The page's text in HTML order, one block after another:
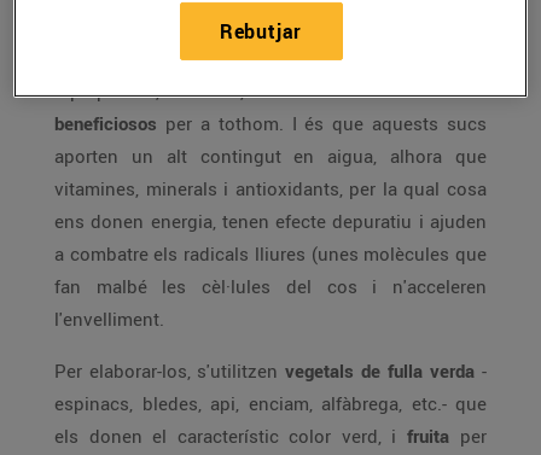
batuts o sucs verdssón fàcils de prendre
i preparar i, sobretot, resulten moltsaludables i
beneficiosos per a tothom. I és que aquests sucs
aporten un alt contingut en aigua, alhora que
vitamines, minerals i antioxidants, per la qual cosa
ens donen energia, tenen efecte depuratiu i ajuden
a combatre els radicals lliures (unes molècules que
fan malbé les cèl·lules del cos i n'acceleren
l'envelliment.
Per elaborar-los, s'utilitzen vegetals de fulla verda -
espinacs, bledes, api, enciam, alfàbrega, etc.- que
els donen el característic color verd, i fruita per
Rebutjar